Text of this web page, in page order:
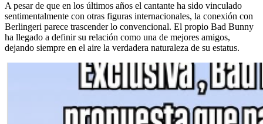
A pesar de que en los últimos años el cantante ha sido vinculado
sentimentalmente con otras figuras internacionales, la conexión con
Berlingeri parece trascender lo convencional. El propio Bad Bunny
ha llegado a definir su relación como una de mejores amigos,
dejando siempre en el aire la verdadera naturaleza de su estatus.